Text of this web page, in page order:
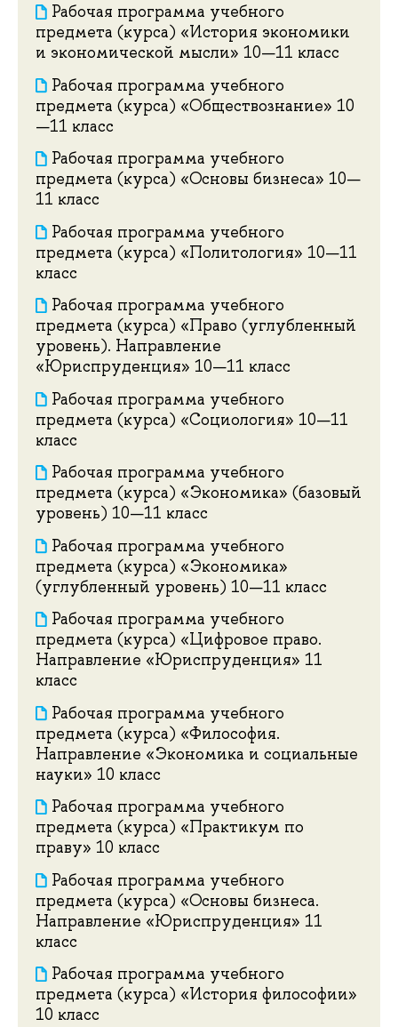
Рабочая программа учебного
предмета (курса) «История экономики
и экономической мысли» 10—11 класс
Рабочая программа учебного
предмета (курса) «Обществознание» 10
—11 класс
Рабочая программа учебного
предмета (курса) «Основы бизнеса» 10—
11 класс
Рабочая программа учебного
предмета (курса) «Политология» 10—11
класс
Рабочая программа учебного
предмета (курса) «Право (углубленный
уровень). Направление
«Юриспруденция» 10—11 класс
Рабочая программа учебного
предмета (курса) «Социология» 10—11
класс
Рабочая программа учебного
предмета (курса) «Экономика» (базовый
уровень) 10—11 класс
Рабочая программа учебного
предмета (курса) «Экономика»
(углубленный уровень) 10—11 класс
Рабочая программа учебного
предмета (курса) «Цифровое право.
Направление «Юриспруденция» 11
класс
Рабочая программа учебного
предмета (курса) «Философия.
Направление «Экономика и социальные
науки» 10 класс
Рабочая программа учебного
предмета (курса) «Практикум по
праву» 10 класс
Рабочая программа учебного
предмета (курса) «Основы бизнеса.
Направление «Юриспруденция» 11
класс
Рабочая программа учебного
предмета (курса) «История философии»
10 класс